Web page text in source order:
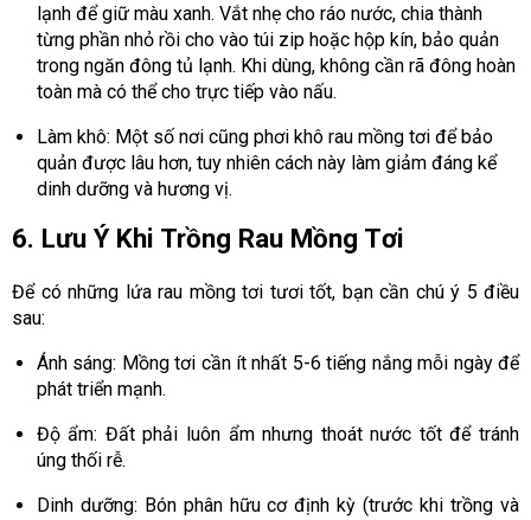
lạnh để giữ màu xanh. Vắt nhẹ cho ráo nước, chia thành
từng phần nhỏ rồi cho vào túi zip hoặc hộp kín, bảo quản
trong ngăn đông tủ lạnh. Khi dùng, không cần rã đông hoàn
toàn mà có thể cho trực tiếp vào nấu.
Làm khô: Một số nơi cũng phơi khô rau mồng tơi để bảo
quản được lâu hơn, tuy nhiên cách này làm giảm đáng kể
dinh dưỡng và hương vị.
6. Lưu Ý Khi Trồng Rau Mồng Tơi
Để có những lứa rau mồng tơi tươi tốt, bạn cần chú ý 5 điều
sau:
Ánh sáng: Mồng tơi cần ít nhất 5-6 tiếng nắng mỗi ngày để
phát triển mạnh.
Độ ẩm: Đất phải luôn ẩm nhưng thoát nước tốt để tránh
úng thối rễ.
Dinh dưỡng: Bón phân hữu cơ định kỳ (trước khi trồng và